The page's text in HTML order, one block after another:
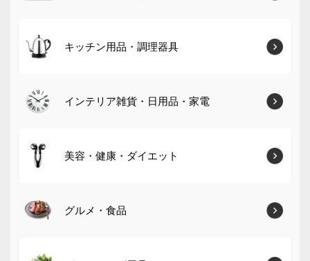
キッチン用品・調理器具
インテリア雑貨・日用品・家電
美容・健康・ダイエット
グルメ・食品